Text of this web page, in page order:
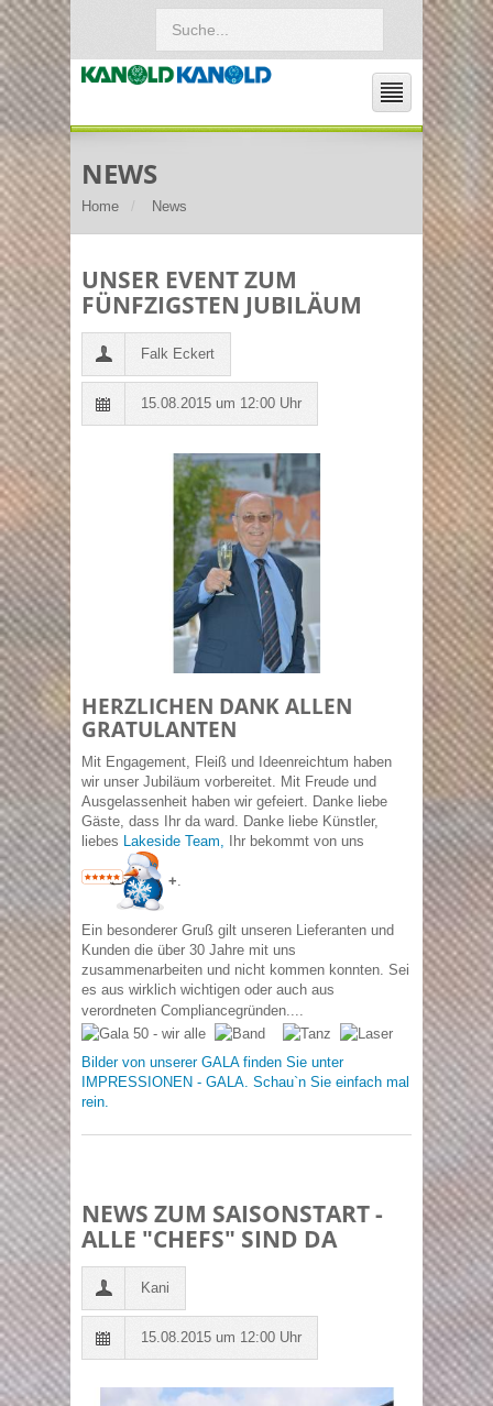
NEWS
Home News
UNSER EVENT ZUM
FÜNFZIGSTEN JUBILÄUM
Falk Eckert
15.08.2015 um 12:00 Uhr
HERZLICHEN DANK ALLEN
GRATULANTEN
Mit Engagement, Fleiß und Ideenreichtum haben
wir unser Jubiläum vorbereitet. Mit Freude und
Ausgelassenheit haben wir gefeiert. Danke liebe
Gäste, dass Ihr da ward. Danke liebe Künstler,
liebes Lakeside Team, Ihr bekommt von uns
+.
Ein besonderer Gruß gilt unseren Lieferanten und
Kunden die über 30 Jahre mit uns
zusammenarbeiten und nicht kommen konnten. Sei
es aus wirklich wichtigen oder auch aus
verordneten Compliancegründen....
Bilder von unserer GALA finden Sie unter
IMPRESSIONEN - GALA. Schau`n Sie einfach mal
rein.
NEWS ZUM SAISONSTART -
ALLE "CHEFS" SIND DA
Kani
15.08.2015 um 12:00 Uhr